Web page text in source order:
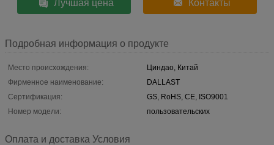
Лучшая цена Контакты
Подробная информация о продукте
Место происхождения:
Циндао, Китай
Фирменное наименование:
DALLAST
Сертификация:
GS, RoHS, CE, ISO9001
Номер модели:
пользовательских
Оплата и доставка Условия